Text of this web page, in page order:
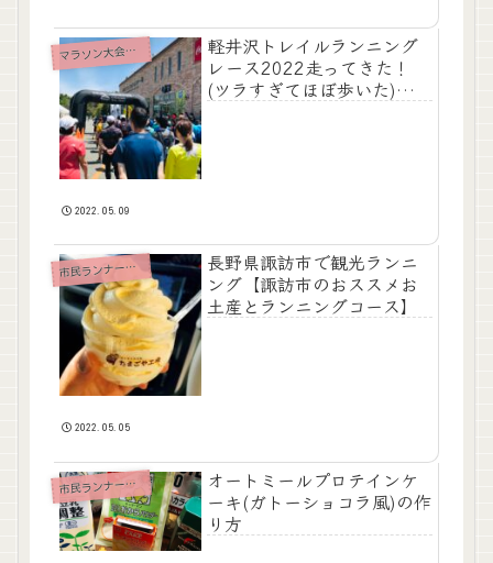
マラソン大会レポート
軽井沢トレイルランニング
レース2022走ってきた！
(ツラすぎてほぼ歩いた)大会
2022.05.09
市民ランナーのつれづれ日記
長野県諏訪市で観光ランニ
ング【諏訪市のおススメお
土産とランニングコース】
2022.05.05
市
民ランナーの食事
オートミールプロテインケ
ーキ(ガトーショコラ風)の作
り方